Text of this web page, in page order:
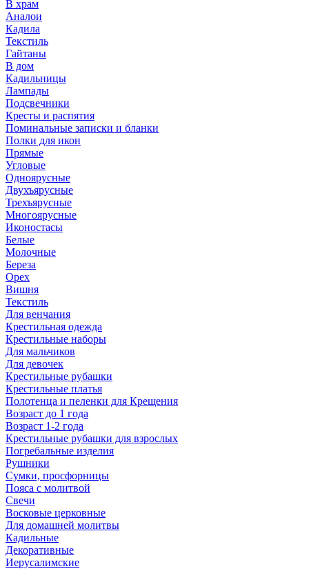
В храм
Аналои
Кадила
Текстиль
Гайтаны
В дом
Кадильницы
Лампады
Подсвечники
Кресты и распятия
Поминальные записки и бланки
Полки для икон
Прямые
Угловые
Одноярусные
Двухъярусные
Трехъярусные
Многоярусные
Иконостасы
Белые
Молочные
Береза
Орех
Вишня
Текстиль
Для венчания
Крестильная одежда
Крестильные наборы
Для мальчиков
Для девочек
Крестильные рубашки
Крестильные платья
Полотенца и пеленки для Крещения
Возраст до 1 года
Возраст 1-2 года
Крестильные рубашки для взрослых
Погребальные изделия
Рушники
Сумки, просфорницы
Пояса с молитвой
Свечи
Восковые церковные
Для домашней молитвы
Кадильные
Декоративные
Иерусалимские